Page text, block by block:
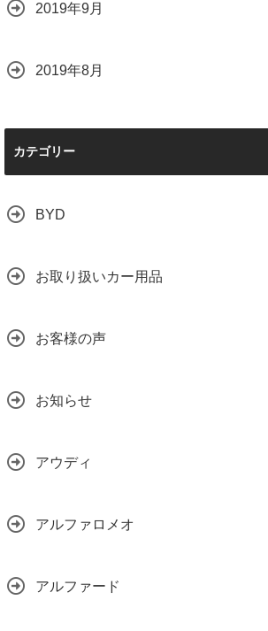
2019年9月
2019年8月
カテゴリー
BYD
お取り扱いカー用品
お客様の声
お知らせ
アウディ
アルファロメオ
アルファード